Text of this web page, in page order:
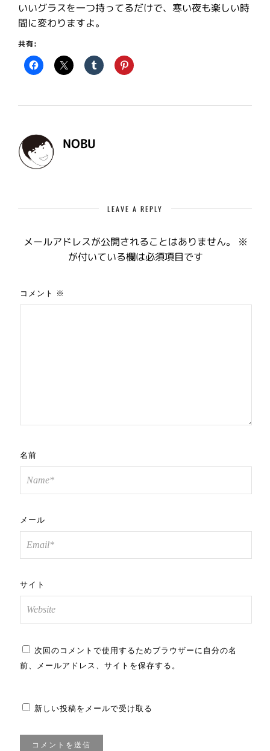
いいグラスを一つ持ってるだけで、寒い夜も楽しい時
間に変わりますよ。
共有:
NOBU
LEAVE A REPLY
メールアドレスが公開されることはありません。
※
が付いている欄は必須項目です
コメント ※
名前
メール
サイト
次回のコメントで使用するためブラウザーに自分の名
前、メールアドレス、サイトを保存する。
新しい投稿をメールで受け取る